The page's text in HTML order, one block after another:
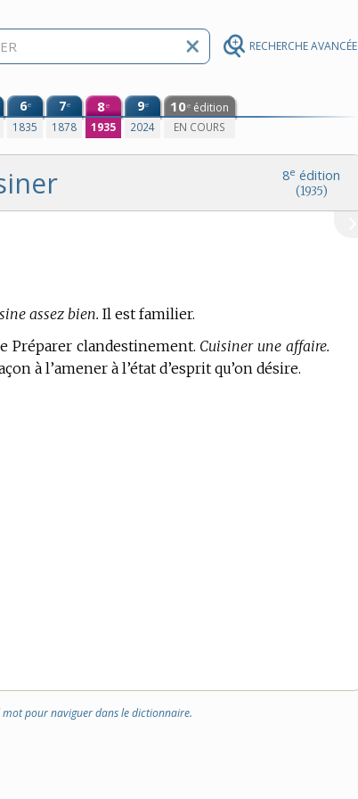
RECHERCHE AVANCÉE
6e
1835
7e
1878
8e
1935
9e
2024
10e édition
EN COURS
8e édition
(1935)
assez bien. Il est familier.
Préparer clandestinement. Cuisiner une affaire.
à l’amener à l’état d’esprit qu’on désire.
mot pour naviguer dans le dictionnaire.